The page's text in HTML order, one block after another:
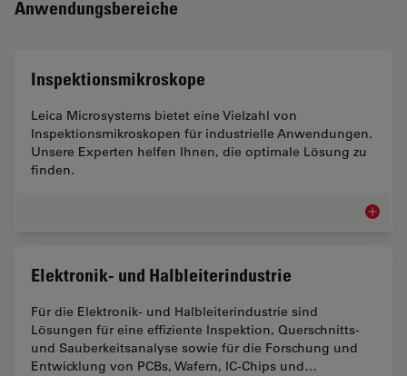
Anwendungsbereiche
Inspektionsmikroskope
Leica Microsystems bietet eine Vielzahl von
Inspektionsmikroskopen für industrielle Anwendungen.
Unsere Experten helfen Ihnen, die optimale Lösung zu
finden.
Elektronik- und Halbleiterindustrie
Für die Elektronik- und Halbleiterindustrie sind
Lösungen für eine effiziente Inspektion, Querschnitts-
und Sauberkeitsanalyse sowie für die Forschung und
Entwicklung von PCBs, Wafern, IC-Chips und…